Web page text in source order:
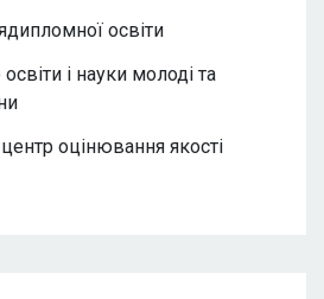
освіти
освіти і науки молоді та
оцінювання якості